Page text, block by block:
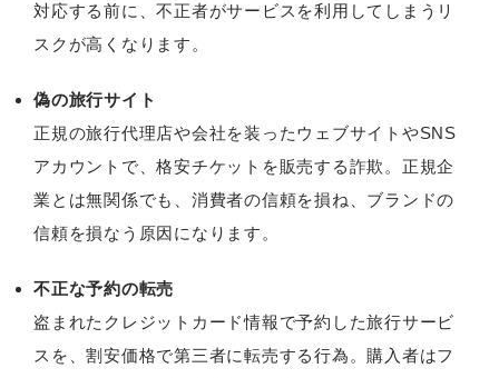
対応する前に、不正者がサービスを利用してしまうリ
スクが高くなります。
偽の旅行サイト
正規の旅行代理店や会社を装ったウェブサイトやSNS
アカウントで、格安チケットを販売する詐欺。正規企
業とは無関係でも、消費者の信頼を損ね、ブランドの
信頼を損なう原因になります。
不正な予約の転売
盗まれたクレジットカード情報で予約した旅行サービ
スを、割安価格で第三者に転売する行為。購入者はフ